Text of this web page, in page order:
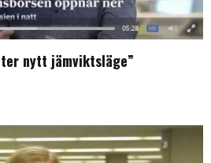
nytt jämviktsläge”